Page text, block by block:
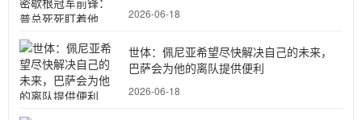
2026-06-18
世体：佩尼亚希望尽快解决自己的未来，
巴萨会为他的离队提供便利
2026-06-18